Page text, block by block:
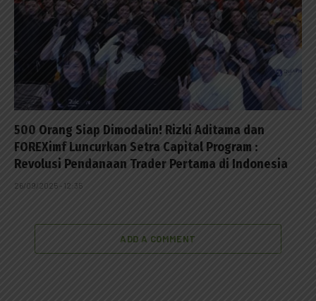
500 Orang Siap Dimodalin! Rizki Aditama dan
FOREXimf Luncurkan Setra Capital Program :
Revolusi Pendanaan Trader Pertama di Indonesia
26/09/2025 - 12:35
ADD A COMMENT